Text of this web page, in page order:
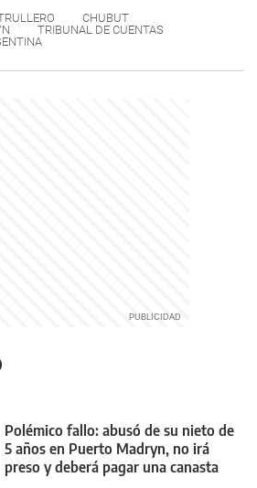
CHUBUT
TRIBUNAL DE CUENTAS
Polémico fallo: abusó de su nieto de
5 años en Puerto Madryn, no irá
preso y deberá pagar una canasta